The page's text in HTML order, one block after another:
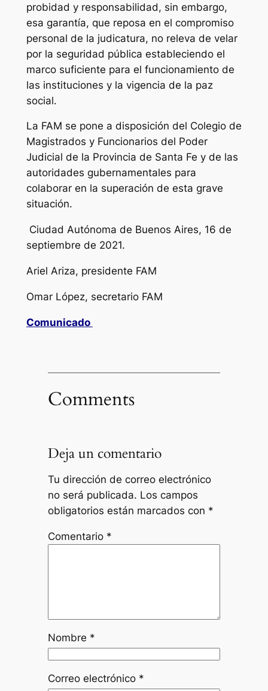
probidad y responsabilidad, sin embargo,
esa garantía, que reposa en el compromiso
personal de la judicatura, no releva de velar
por la seguridad pública estableciendo el
marco suficiente para el funcionamiento de
las instituciones y la vigencia de la paz
social.
La FAM se pone a disposición del Colegio de
Magistrados y Funcionarios del Poder
Judicial de la Provincia de Santa Fe y de las
autoridades gubernamentales para
colaborar en la superación de esta grave
situación.
Ciudad Autónoma de Buenos Aires, 16 de
septiembre de 2021.
Ariel Ariza, presidente FAM
Omar López, secretario FAM
Comunicado
Comments
Deja un comentario
Tu dirección de correo electrónico
no será publicada. Los campos
obligatorios están marcados con *
Comentario *
Nombre *
Correo electrónico *